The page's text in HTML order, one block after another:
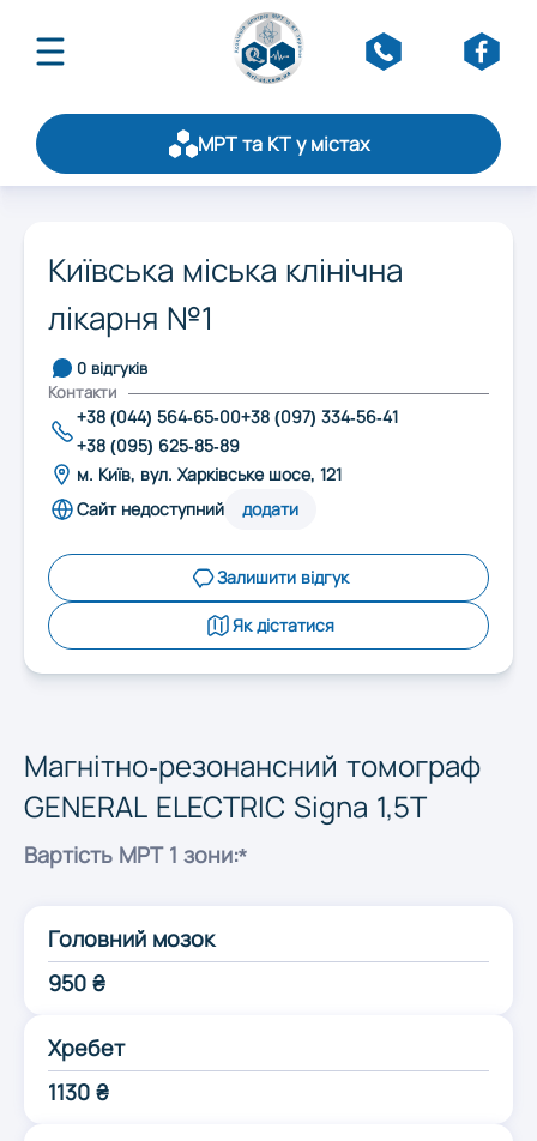
Щорічний рейтинг
Статистика
Стати партнером
Обслуговування
Контакти
МРТ та КТ у містах
Вінниця
Дніпро
Житомир
Запоріжжя
Івано-Франківськ
Кропивницький
Луцьк
Львів
Одеса
Київська міська клінічна
лікарня №1
0 відгуків
Контакти
+38 (044) 564-65-00+38 (097) 334-56-41
+38 (095) 625-85-89
м. Київ, вул. Харківське шосе, 121
Сайт недоступний
додати
Залишити відгук
Як дістатися
Магнітно-резонансний томограф
GENERAL ELECTRIC Signa 1,5T
Вартість МРТ 1 зони:*
Головний мозок
950 ₴
Хребет
1130 ₴